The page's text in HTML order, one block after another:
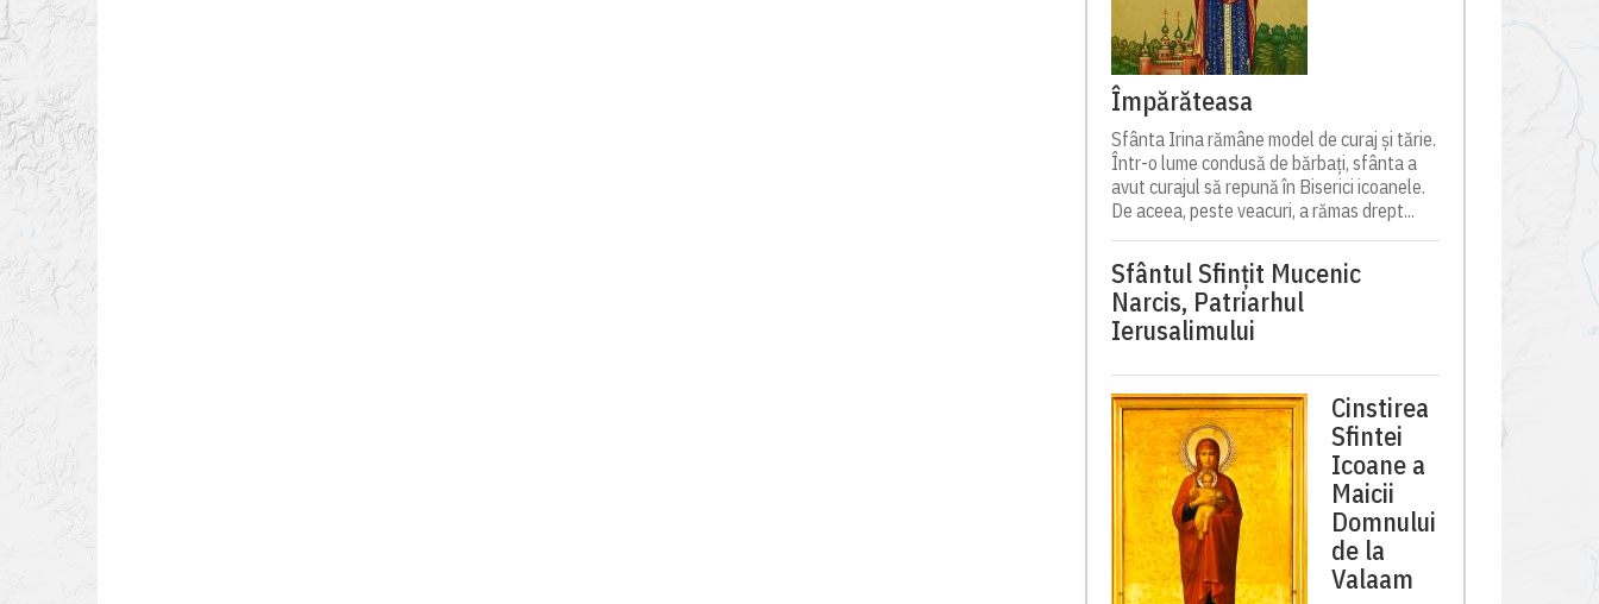
Împărăteasa
Sfânta Irina rămâne model de curaj și tărie.
Într-o lume condusă de bărbați, sfânta a
avut curajul să repună în Biserici icoanele.
De aceea, peste veacuri, a rămas drept...
Sfântul Sfinţit Mucenic
Narcis, Patriarhul
Ierusalimului
Cinstirea
Sfintei
Icoane a
Maicii
Domnului
de la
Valaam